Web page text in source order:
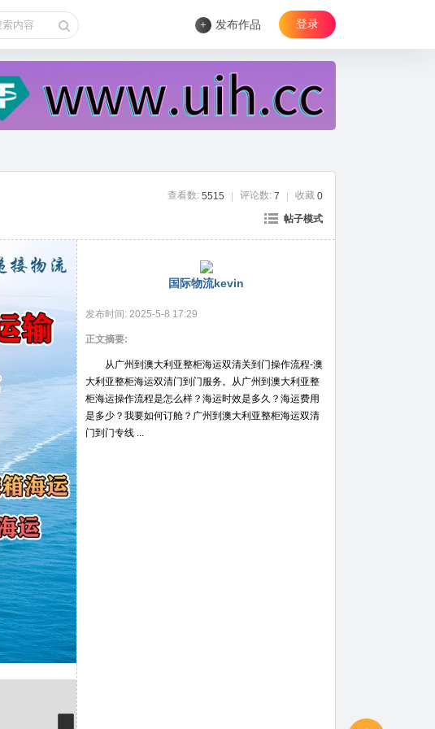
+ 发布作品 登录
查看数: 5515 评论数: 7 收藏 0
帖子模式
国际物流kevin
发布时间: 2025-5-8 17:29
正文摘要:
从广州到澳大利亚整柜海运双清关到门操作流程-澳
大利亚整柜海运双清门到门服务。从广州到澳大利亚整
柜海运操作流程是怎么样？海运时效是多久？海运费用
是多少？我要如何订舱？广州到澳大利亚整柜海运双清
门到门专线 ...